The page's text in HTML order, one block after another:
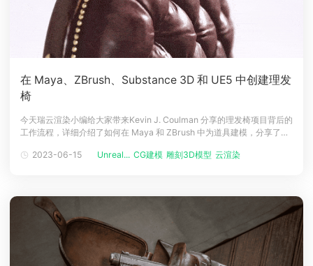
在 Maya、ZBrush、Substance 3D 和 UE5 中创建理发
椅
今天瑞云渲染小编给大家带来Kevin J. Coulman 分享的理发椅项目背后的
工作流程，详细介绍了如何在 Maya 和 ZBrush 中为道具建模，分享了制
的名字是Mehdi Benmansour，我是一个来自阿尔及利亚的25岁3D艺术
2023-06-15 Unreal... CG建模 雕刻3D模型 云渲染